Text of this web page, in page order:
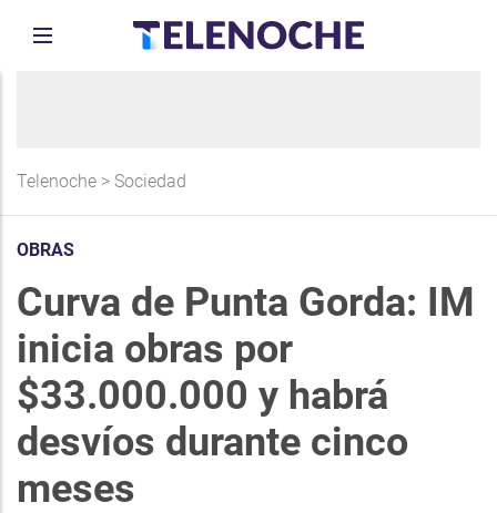
Telenoche > Sociedad
OBRAS
Curva de Punta Gorda: IM
inicia obras por
$33.000.000 y habrá
desvíos durante cinco
meses